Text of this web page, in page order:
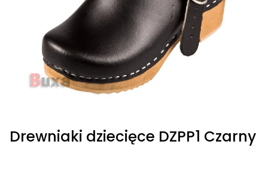
Drewniaki dziecięce DZPP1 Czarny